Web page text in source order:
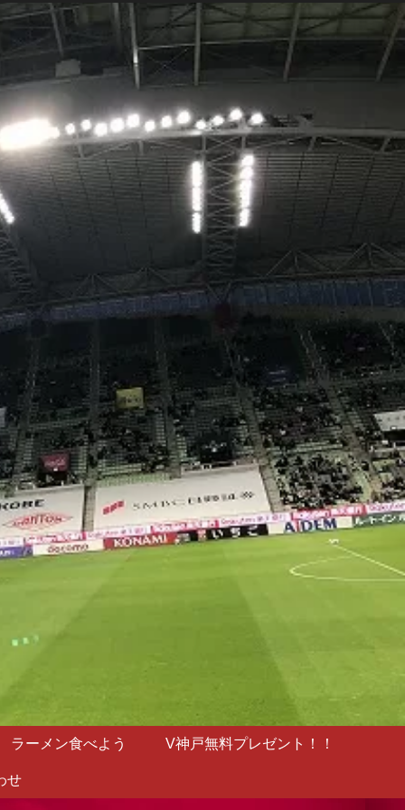
ラーメン食べよう V神戸無料プレゼント！！
せ